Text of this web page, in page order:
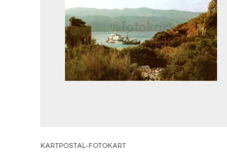
KARTPOSTAL-FOTOKART